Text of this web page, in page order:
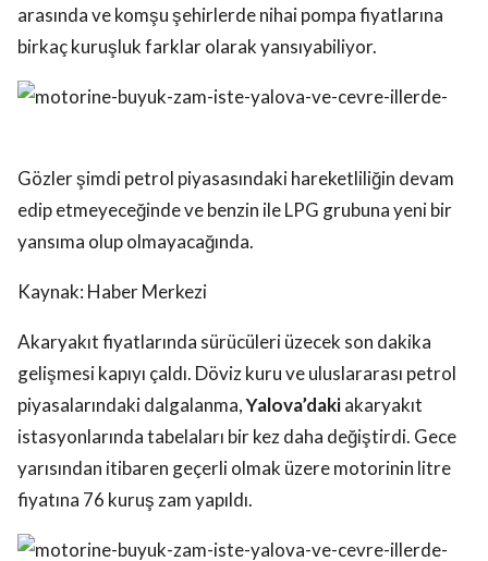
arasında ve komşu şehirlerde nihai pompa fiyatlarına
birkaç kuruşluk farklar olarak yansıyabiliyor.
Gözler şimdi petrol piyasasındaki hareketliliğin devam
edip etmeyeceğinde ve benzin ile LPG grubuna yeni bir
yansıma olup olmayacağında.
Kaynak: Haber Merkezi
Akaryakıt fiyatlarında sürücüleri üzecek son dakika
gelişmesi kapıyı çaldı. Döviz kuru ve uluslararası petrol
piyasalarındaki dalgalanma,Yalova’dakiakaryakıt
istasyonlarında tabelaları bir kez daha değiştirdi. Gece
yarısından itibaren geçerli olmak üzere motorinin litre
fiyatına 76 kuruş zam yapıldı.